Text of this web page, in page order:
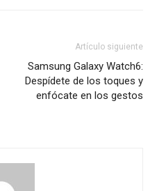
Artículo siguiente
Samsung Galaxy Watch6:
Despídete de los toques y
enfócate en los gestos